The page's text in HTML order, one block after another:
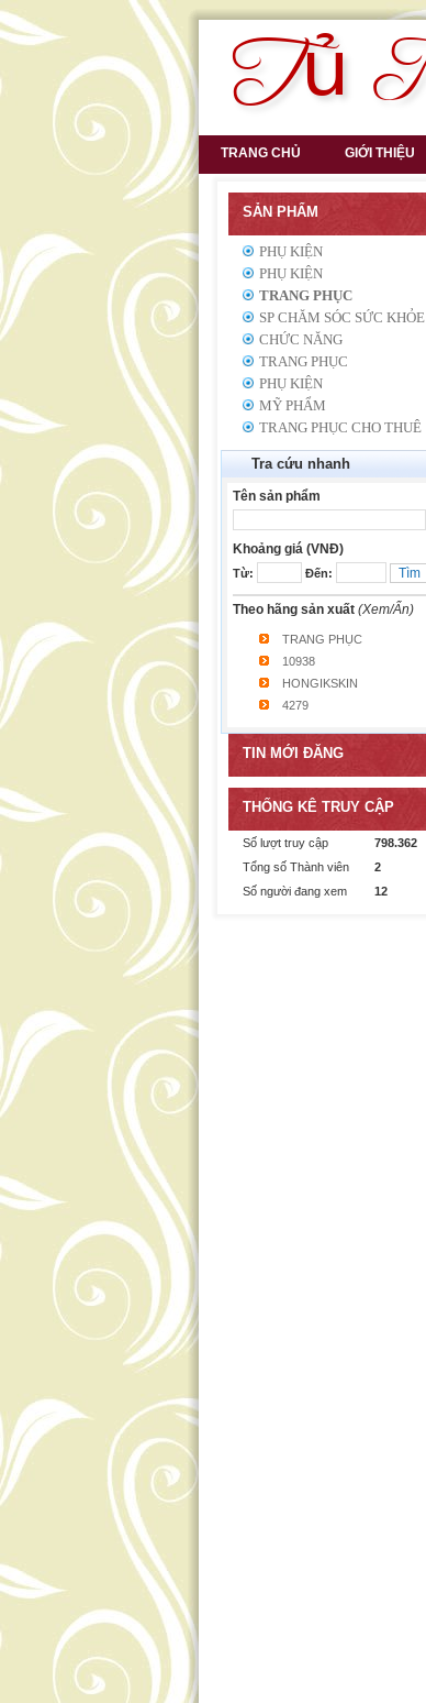
TRANG CHỦ GIỚI THIỆU
SẢN PHẨM
PHỤ KIỆN
PHỤ KIỆN
TRANG PHỤC
SP CHĂM SÓC SỨC KHỎE
CHỨC NĂNG
TRANG PHỤC
PHỤ KIỆN
MỸ PHẨM
TRANG PHỤC CHO THUÊ
Tra cứu nhanh
Tên sản phẩm
Khoảng giá (VNĐ)
Từ: Đến:
Theo hãng sản xuất (Xem/Ẩn)
TRANG PHỤC
10938
HONGIKSKIN
4279
TIN MỚI ĐĂNG
THỐNG KÊ TRUY CẬP
Số lượt truy cập
798.362
Tổng số Thành viên
2
Số người đang xem
12